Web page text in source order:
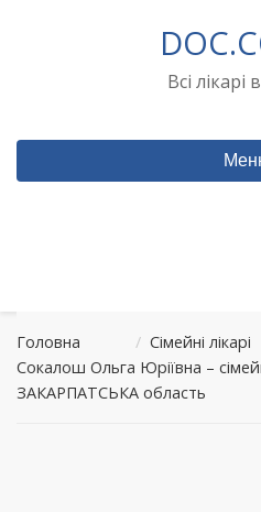
Всі лікарі
Головна / Сімейні лікарі
Сокалош Ольга Юріївна –
ЗАКАРПАТСЬКА область